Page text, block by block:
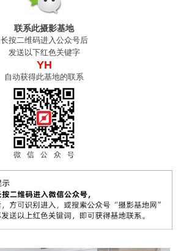
联系此摄影基地
长按二维码进入公众号后
发送以下红色关键字
YH
自动获得此基地的联系